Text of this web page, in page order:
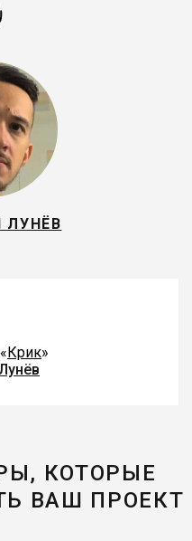
ЛУНЁВ
Крик»
КОТОРЫЕ
ВАШ ПРОЕКТ